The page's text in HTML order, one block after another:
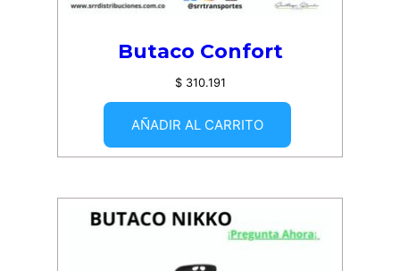
Butaco Confort
$310.191
AÑADIR AL CARRITO